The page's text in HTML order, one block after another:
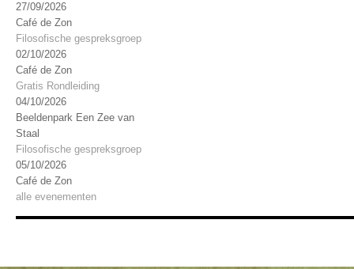
27/09/2026
Café de Zon
Filosofische gespreksgroep
02/10/2026
Café de Zon
Gratis Rondleiding
04/10/2026
Beeldenpark Een Zee van
Staal
Filosofische gespreksgroep
05/10/2026
Café de Zon
alle evenementen